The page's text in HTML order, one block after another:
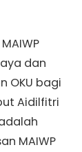
dan
OKU bagi
Aidilfitri
MAIWP